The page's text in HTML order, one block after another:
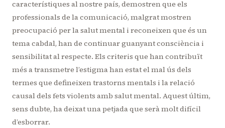
característiques al nostre país, demostren que els
professionals de la comunicació, malgrat mostren
preocupació per la salut mental i reconeixen que és un
tema cabdal, han de continuar guanyant consciència i
sensibilitat al respecte. Els criteris que han contribuït
més a transmetre l’estigma han estat el mal ús dels
termes que defineixen trastorns mentals i la relació
causal dels fets violents amb salut mental. Aquest últim,
sens dubte, ha deixat una petjada que serà molt difícil
d’esborrar.